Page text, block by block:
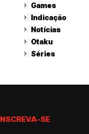
Games
Indicação
Notícias
Otaku
Séries
SE